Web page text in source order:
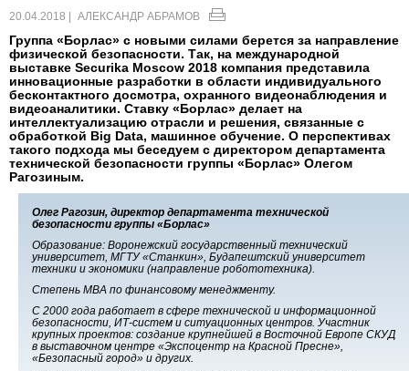
20.04.2018 | АЛЕКСАНДР АБРАМОВ
Группа «Борлас» с новыми силами берется за направление
физической безопасности. Так, на международной
выставке Securika Moscow 2018 компания представила
инновационные разработки в области индивидуального
бесконтактного досмотра, охранного видеонаблюдения и
видеоаналитики. Ставку «Борлас» делает на
интеллектуализацию отрасли и решения, связанные с
обработкой Big Data, машинное обучение. О перспективах
такого подхода мы беседуем с директором департамента
технической безопасности группы «Борлас» Олегом
Рагозиным.
Олег Рагозин, директор департамента технической
безопасности группы «Борлас»
Образование: Воронежский государственный технический
университет, МГТУ «Станкин», Будапештский университет
техники и экономики (направление робототехника).
Степень MBA по финансовому менеджменту.
С 2000 года работает в сфере технической и информационной
безопасности, ИТ-систем и ситуационных центров. Участник
крупных проектов: создание крупнейшей в Восточной Европе СКУД
в выставочном центре «Экспоцентр на Красной Пресне»,
«Безопасный город» и других.